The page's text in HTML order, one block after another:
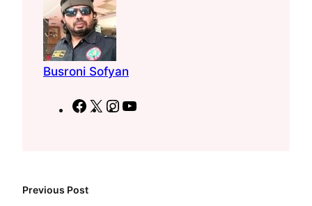
Busroni Sofyan
F
o
X
I
Previous Post